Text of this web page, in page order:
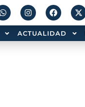
ACTUALIDAD